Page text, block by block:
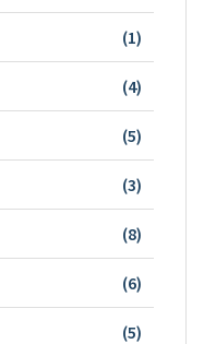
(1)
(4)
(5)
(3)
(8)
(6)
(5)